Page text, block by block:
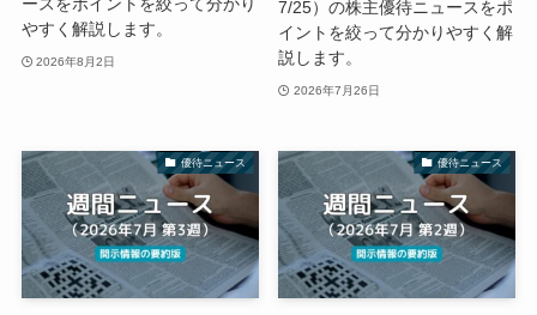
やすく解説します。
2026年8月2日
7/25）の株主優待ニュースをポ
イントを絞って分かりやすく解
説します。
2026年7月26日
優待ニュース 優待ニュース